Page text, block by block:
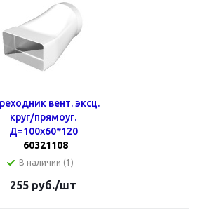
вент. эксц.
круг/прямоуг.
Д=100х60*120
60321108
В наличии (1)
255 руб./шт